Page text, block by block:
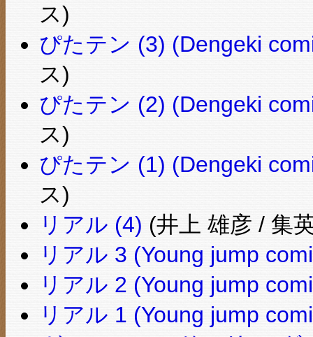
ス)
ぴたテン (3) (Dengeki
ス)
ぴたテン (2) (Dengeki
ス)
ぴたテン (1) (Dengeki
ス)
リアル (4) (井上 雄彦 / 集
リアル 3 (Young jump
リアル 2 (Young jump
リアル 1 (Young jump